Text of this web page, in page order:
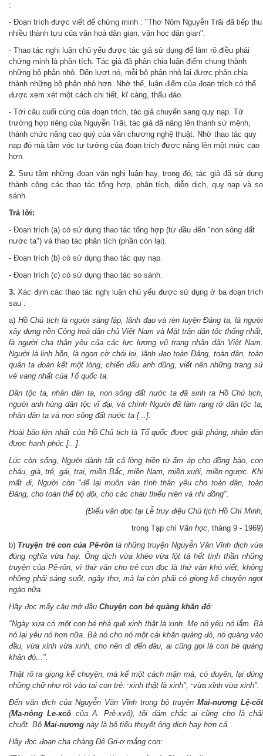
:
- Đoạn trích được viết để chứng minh : "Thơ Nôm Nguyễn Trãi đã tiếp thu
nhiều thành tựu của văn hoá dân gian, văn học dân gian".
- Thao tác nghị luận chủ yếu được tác giả sử dụng để làm rõ điều phải
chứng minh là phân tích. Tác giả đã phân chia luận điểm chung thành
những bộ phận nhỏ. Đến lượt nó, mỗi bộ phận nhỏ lại được phân chia
thành những bộ phận nhỏ hơn. Nhờ thế, luận điểm của đoạn trích có thể
được xem xét một cách chi tiết, kĩ càng, thấu đáo.
- Tới câu cuối cùng của đoạn trích, tác giả chuyển sang quy nạp. Từ
trường hợp riêng của Nguyễn Trãi, tác giả đã nâng lên thành sứ mệnh,
thành chức năng cao quý của văn chương nghệ thuật. Nhờ thao tác quy
nạp đó mà tầm vóc tư tưởng của đoạn trích được nâng lên một mức cao
hơn.
2. Sưu tầm những đoạn văn nghị luận hay, trong đó, tác giả đã sử dụng
thành công các thao tác tổng hợp, phân tích, diễn dịch, quy nạp và so
sánh.
Trả lời:
- Đoạn trích (a) có sử dụng thao tác tổng hợp (từ đầu đến "non sông đất
nước ta") và thao tác phân tích (phần còn lại).
- Đoạn trích (b) có sử dụng thao tác quy nạp.
- Đoạn trích (c) có sử dụng thao tác so sánh.
3. Xác định các thao tác nghị luận chủ yếu được sử dụng ở ba đoạn trích
sau :
a) Hồ Chủ tịch là người sáng lập, lãnh đạo và rèn luyện Đảng ta, là người
xây dựng nền Cộng hoà dân chủ Việt Nam và Mặt trận dân tộc thống nhất,
là người cha thân yêu của các lực lượng vũ trang nhân dân Việt Nam.
Người là linh hồn, là ngọn cờ chói lọi, lãnh đạo toàn Đảng, toàn dân, toàn
quân ta đoàn kết một lòng, chiến đấu anh dũng, viết nên những trang sử
vẻ vang nhất của Tổ quốc ta.
Dân tộc ta, nhân dân ta, non sông đất nước ta đã sinh ra Hồ Chủ tịch,
người anh hùng dân tộc vĩ đại, và chính Người đã làm rạng rỡ dân tộc ta,
nhân dân ta và non sông đất nước ta [...].
Hoài bão lớn nhất của Hồ Chủ tịch là Tổ quốc được giải phóng, nhân dân
được hạnh phúc [...].
Lúc còn sống, Người dành tất cả lòng hiền từ ấm áp cho đồng bào, con
cháu, già, trẻ, gái, trai, miền Bắc, miền Nam, miền xuôi, miền ngược. Khi
mất đi, Người còn "để lại muôn vàn tình thân yêu cho toàn dân, toàn
Đảng, cho toàn thể bộ đội, cho các cháu thiếu niên và nhi đồng".
(Điếu văn đọc tại Lễ truy điệu Chủ tịch Hồ Chí Minh,
trong Tạp chí Văn học, tháng 9 - 1969)
b) Truyện trẻ con của Pê-rônlà những truyện Nguyễn Văn Vĩnh dịch vừa
đúng nghĩa vừa hay. Ông dịch vừa khéo vừa lột tả hết tinh thần những
truyện của Pê-rôn, vì thứ văn cho trẻ con đọc là thứ văn khó viết, không
những phải sáng suốt, ngây thơ, mà lại còn phải có giọng kế chuyện ngọt
ngào nữa.
Hãy đọc mấy câu mở đầu Chuyện con bé quàng khăn đỏ:
"Ngày xưa có một con bé nhà quê xinh thật là xinh. Mẹ nó yêu nó lắm. Bà
nó lại yêu nó hơn nữa. Bà nó cho nó một cái khăn quàng đỏ, nó quàng vào
đầu, vừa xỉnh vừa xinh, cho nên đi đến đâu, ai cũng gọi là con bé quàng
khăn đỏ...".
Thật rõ ra giọng kể chuyện, mà kể một cách mặn mà, có duyên, lại dùng
những chữ như rót vào tai con trẻ: "xinh thật là xinh", "vừa xỉnh vừa xinh".
Đến văn dịch của Nguyễn Văn Vĩnh trong bộ truyện Mai-nương Lệ-cốt
(Ma-nông Le-xcô của A. Prê-xvô), tôi dám chắc ai cũng cho là chải
chuốt. Bộ Mai-nương này là bộ tiểu thuyết ông dịch hay hơn cả.
Hãy đọc đoạn cha chàng Đê Gri-ơ mắng con: